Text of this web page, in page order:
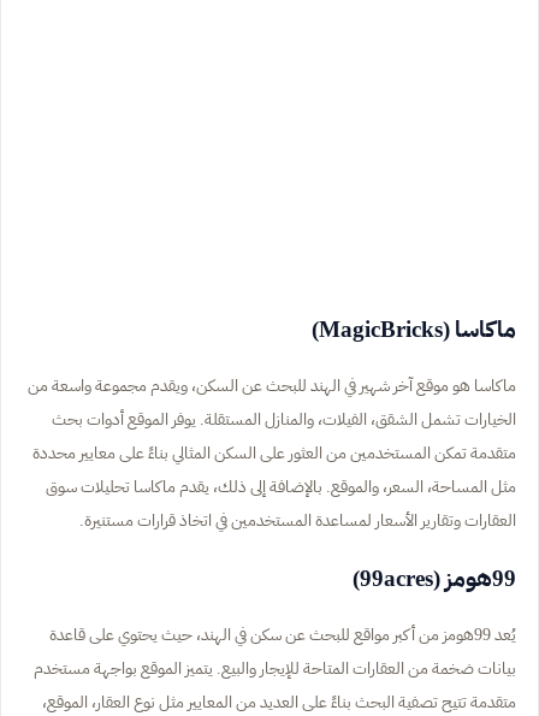
ماكاسا (MagicBricks)
ماكاسا هو موقع آخر شهير في الهند للبحث عن السكن، ويقدم مجموعة واسعة من
الخيارات تشمل الشقق، الفيلات، والمنازل المستقلة. يوفر الموقع أدوات بحث
متقدمة تمكن المستخدمين من العثور على السكن المثالي بناءً على معايير محددة
مثل المساحة، السعر، والموقع. بالإضافة إلى ذلك، يقدم ماكاسا تحليلات سوق
العقارات وتقارير الأسعار لمساعدة المستخدمين في اتخاذ قرارات مستنيرة.
99هومز (99acres)
يُعد 99هومز من أكبر مواقع للبحث عن سكن في الهند، حيث يحتوي على قاعدة
بيانات ضخمة من العقارات المتاحة للإيجار والبيع. يتميز الموقع بواجهة مستخدم
متقدمة تتيح تصفية البحث بناءً على العديد من المعايير مثل نوع العقار، الموقع،